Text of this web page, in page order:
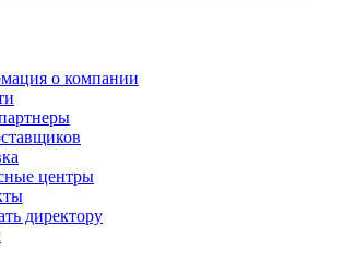
о компании
центры
директору